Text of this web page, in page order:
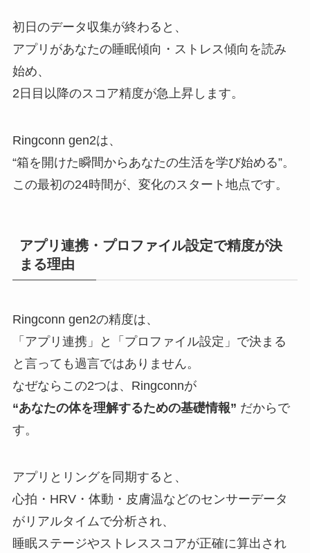
初日のデータ収集が終わると、
アプリがあなたの睡眠傾向・ストレス傾向を読み
始め、
2日目以降のスコア精度が急上昇します。
Ringconn gen2は、
“箱を開けた瞬間からあなたの生活を学び始める”。
この最初の24時間が、変化のスタート地点です。
アプリ連携・プロファイル設定で精度が決
まる理由
Ringconn gen2の精度は、
「アプリ連携」と「プロファイル設定」で決まる
と言っても過言ではありません。
なぜならこの2つは、Ringconnが
“あなたの体を理解するための基礎情報” だからで
す。
アプリとリングを同期すると、
心拍・HRV・体動・皮膚温などのセンサーデータ
がリアルタイムで分析され、
睡眠ステージやストレススコアが正確に算出され